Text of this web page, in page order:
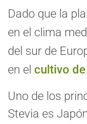
Dado que la
en el clima
del sur de
en el cultivo
Uno de los
Stevia es